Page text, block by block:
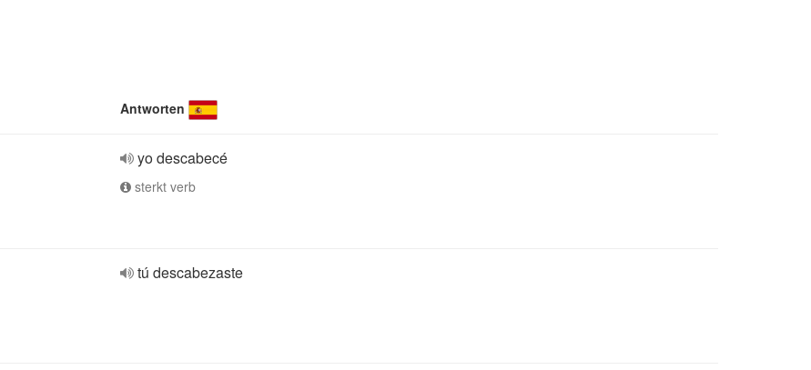
Antworten
yo descabecé
sterkt verb
tú descabezaste